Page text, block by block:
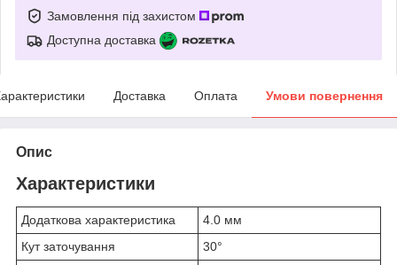
Замовлення під захистом
Доступна доставка
Доставка Оплата Умови повернення
Опис
Характеристики
Додаткова характеристика
4.0 мм
Кут заточування
30°